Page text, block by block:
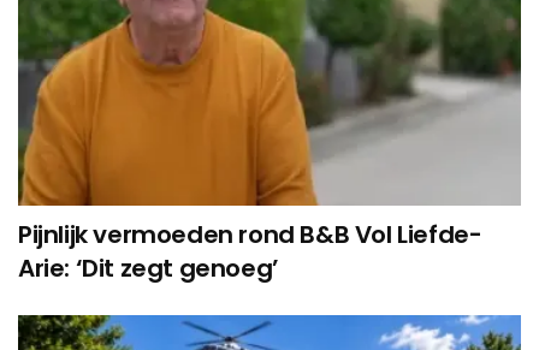
Pijnlijk vermoeden rond B&B Vol Liefde-
Arie: ‘Dit zegt genoeg’